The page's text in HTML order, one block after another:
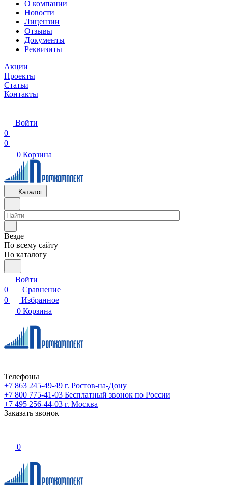
О компании
Новости
Лицензии
Отзывы
Документы
Реквизиты
Акции
Проекты
Статьи
Контакты
Войти
0
0
0 Корзина
Каталог
Везде
По всему сайту
По каталогу
Войти
0
Сравнение
0
Избранное
0 Корзина
Телефоны
+7 863 245-49-49 г. Ростов-на-Дону
+7 800 775-41-03 Бесплатный звонок по России
+7 495 256-44-03 г. Москва
Заказать звонок
0